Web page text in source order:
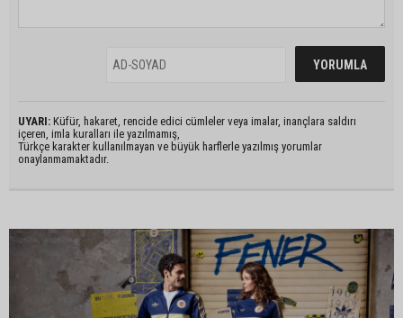
UYARI: Küfür, hakaret, rencide edici cümleler veya imalar, inançlara saldırı
içeren, imla kuralları ile yazılmamış,
Türkçe karakter kullanılmayan ve büyük harflerle yazılmış yorumlar
onaylanmamaktadır.